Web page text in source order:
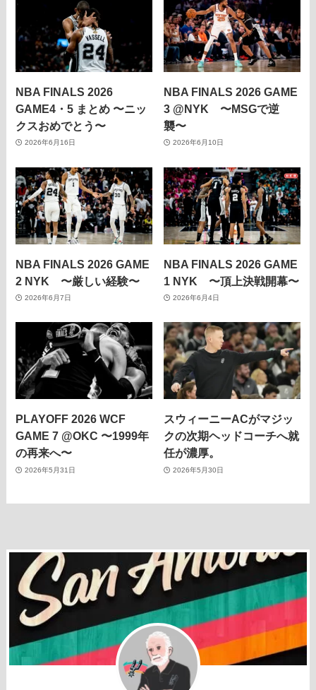
NBA FINALS 2026
GAME4・5 まとめ 〜ニッ
クスおめでとう〜
2026年6月16日
NBA FINALS 2026 GAME
3 @NYK 〜MSGで逆
襲〜
2026年6月10日
NBA FINALS 2026 GAME
2 NYK 〜厳しい経験〜
2026年6月7日
NBA FINALS 2026 GAME
1 NYK 〜頂上決戦開幕〜
2026年6月4日
PLAYOFF 2026 WCF
GAME 7 @OKC 〜1999年
の再来へ〜
2026年5月31日
スウィーニーACがマジッ
クの次期ヘッドコーチへ就
任が濃厚。
2026年5月30日